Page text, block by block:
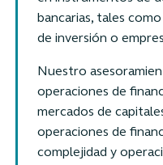
bancarias, tales
de inversión o
Nuestro
operaciones de
mercados de
operaciones de
complejidad y